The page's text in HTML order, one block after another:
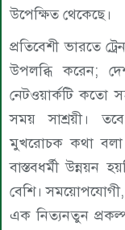
উপেক্ষিত থেকেছে।
প্রতিবেশী ভারতে
উপলব্ধি করেন;
নেটওয়ার্কটি কতো
সময় সাশ্রয়ী।
মুখরোচক কথা বলা
বাস্তবধর্মী উন্নয়ন
বেশি।
এক নিত্যনতুন